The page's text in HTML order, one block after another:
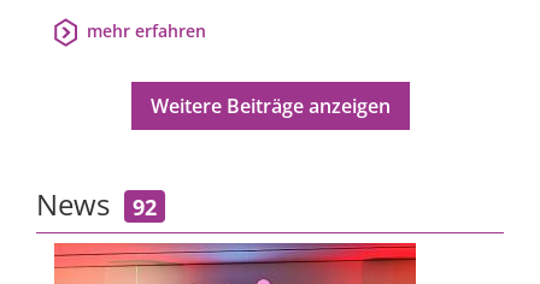
mehr erfahren
Weitere Beiträge anzeigen
News 92